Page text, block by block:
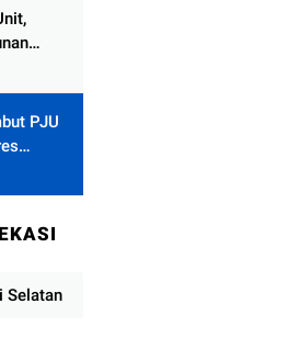
PJU
Publik
Selatan